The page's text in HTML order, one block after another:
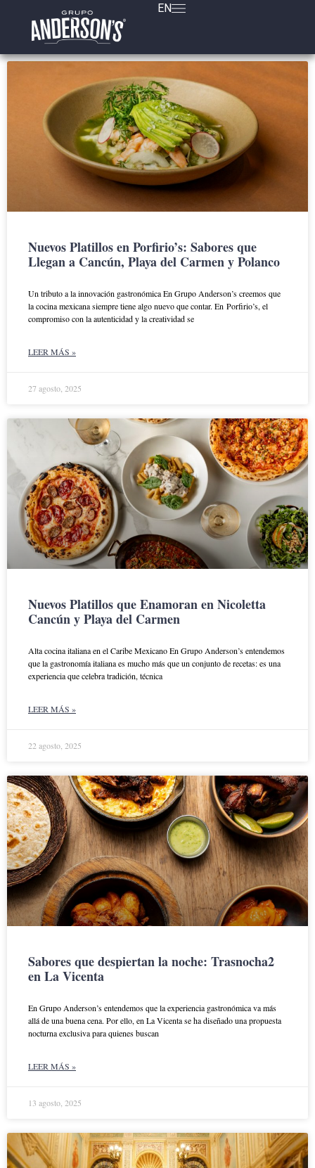
EN
Nuevos Platillos en Porfirio’s: Sabores que
Llegan a Cancún, Playa del Carmen y Polanco
Un tributo a la innovación gastronómica En Grupo Anderson’s creemos que
la cocina mexicana siempre tiene algo nuevo que contar. En Porfirio’s, el
compromiso con la autenticidad y la creatividad se
LEER MÁS »
27 agosto, 2025
Nuevos Platillos que Enamoran en Nicoletta
Cancún y Playa del Carmen
Alta cocina italiana en el Caribe Mexicano En Grupo Anderson’s entendemos
que la gastronomía italiana es mucho más que un conjunto de recetas: es una
experiencia que celebra tradición, técnica
LEER MÁS »
22 agosto, 2025
Sabores que despiertan la noche: Trasnocha2
en La Vicenta
En Grupo Anderson’s entendemos que la experiencia gastronómica va más
allá de una buena cena. Por ello, en La Vicenta se ha diseñado una propuesta
nocturna exclusiva para quienes buscan
LEER MÁS »
13 agosto, 2025